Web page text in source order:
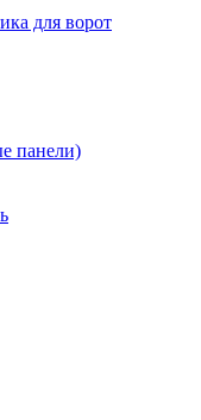
для ворот
панели)